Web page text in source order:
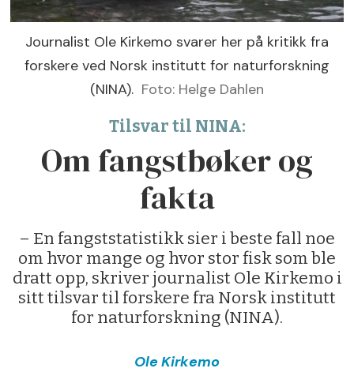
Journalist Ole Kirkemo svarer her på kritikk fra
forskere ved Norsk institutt for naturforskning
(NINA). Foto: Helge Dahlen
Tilsvar til NINA:
Om fangstbøker og
fakta
– En fangststatistikk sier i beste fall noe
om hvor mange og hvor stor fisk som ble
dratt opp, skriver journalist Ole Kirkemo i
sitt tilsvar til forskere fra Norsk institutt
for naturforskning (NINA).
OleKirkemo